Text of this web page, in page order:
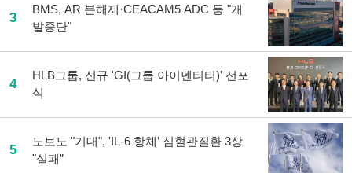
3
BMS, AR 분해제·CEACAM5 ADC 등 "개
발중단"
4
HLB그룹, 신규 'GI(그룹 아이덴티티)' 선포
식
5
노보노 "기대", 'IL-6 항체' 심혈관질환 3상
"실패”